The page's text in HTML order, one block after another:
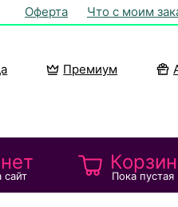
Оферта Что с моим
Премиум
сайт Пока пустая